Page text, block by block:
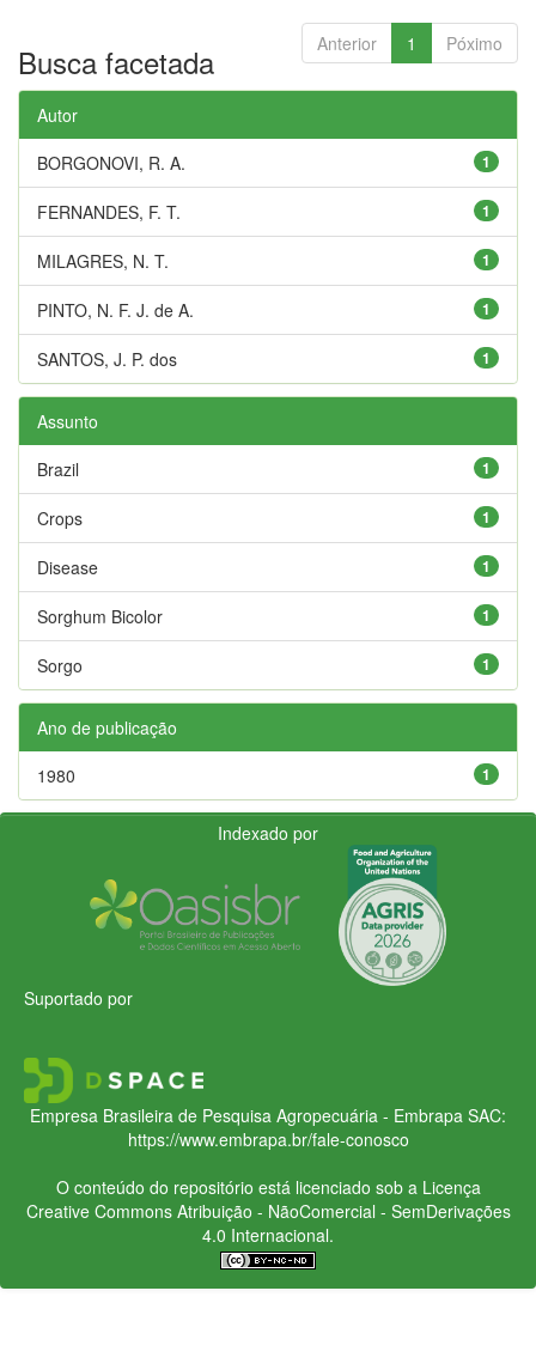
Anterior 1 Póximo
Busca facetada
Autor
1
BORGONOVI, R. A.
1
FERNANDES, F. T.
1
MILAGRES, N. T.
1
PINTO, N. F. J. de A.
1
SANTOS, J. P. dos
Assunto
1
Brazil
1
Crops
1
Disease
1
Sorghum Bicolor
1
Sorgo
Ano de publicação
1
1980
Indexado por
Suportado por
Empresa Brasileira de Pesquisa Agropecuária - Embrapa SAC:
https://www.embrapa.br/fale-conosco
O conteúdo do repositório está licenciado sob a Licença
Creative CommonsAtribuição - NãoComercial - SemDerivações
4.0 Internacional.